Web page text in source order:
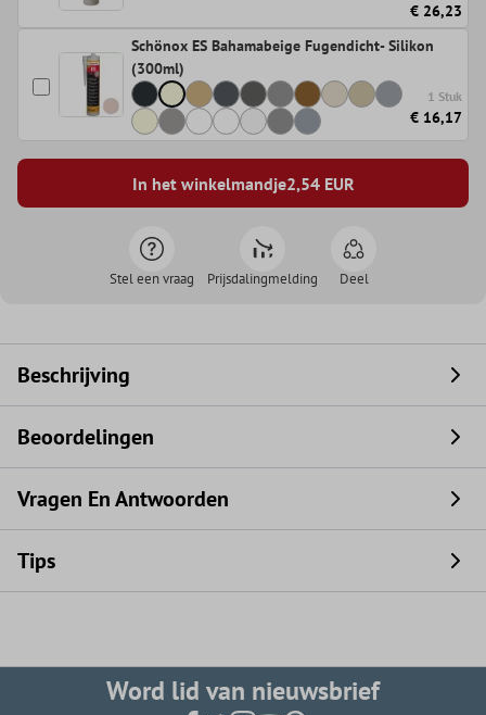
€ 26,23
Schönox ES Bahamabeige Fugendicht- Silikon
(300ml)
1 Stuk
€ 16,17
In het winkelmandje2,54EUR
Stel een vraag Prijsdalingmelding Deel
Beschrijving
Beoordelingen
Vragen En Antwoorden
Tips
Word lid van nieuwsbrief